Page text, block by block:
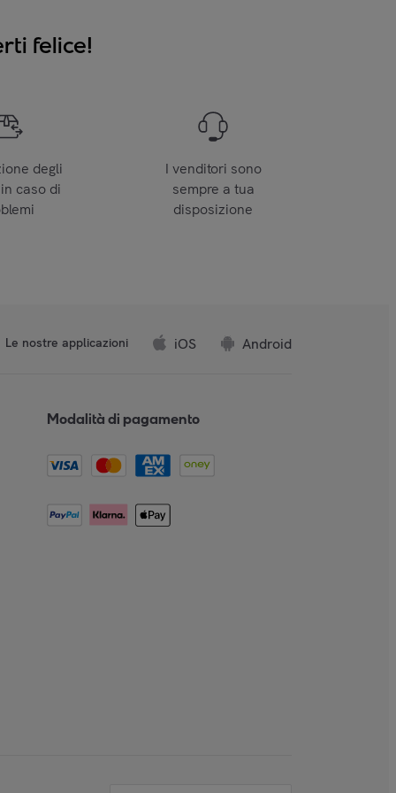
felice!
degli
caso di
I venditori sono
sempre a tua
disposizione
Le nostre applicazioni iOS Android
Modalità di pagamento